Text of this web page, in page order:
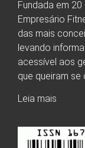
Fundada em
Empresário
das mais
levando
acessível aos
que queiram se
Leia mais